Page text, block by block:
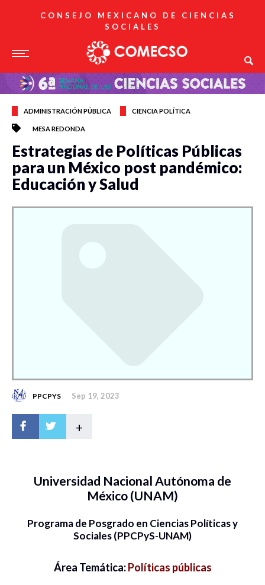
CONSEJO MEXICANO DE CIENCIAS
SOCIALES
ADMINISTRACIÓN PÚBLICA CIENCIA POLÍTICA
MESA REDONDA
Estrategias de Políticas Públicas
para un México post pandémico:
Educación y Salud
PPCPYS Sep 19, 2023
+
Universidad Nacional Autónoma de
México (UNAM)
Programa de Posgrado en Ciencias Políticas y
Sociales (PPCPyS-UNAM)
Área Temática:Políticas públicas